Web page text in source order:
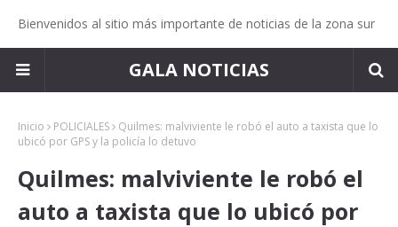
Bienvenidos al sitio más importante de noticias de la zona sur
GALA NOTICIAS
Inicio POLICIALES
Quilmes: malviviente le robó el auto a taxista que lo
ubicó por GPS y la policía lo detuvo
Quilmes: malviviente le robó el
auto a taxista que lo ubicó por